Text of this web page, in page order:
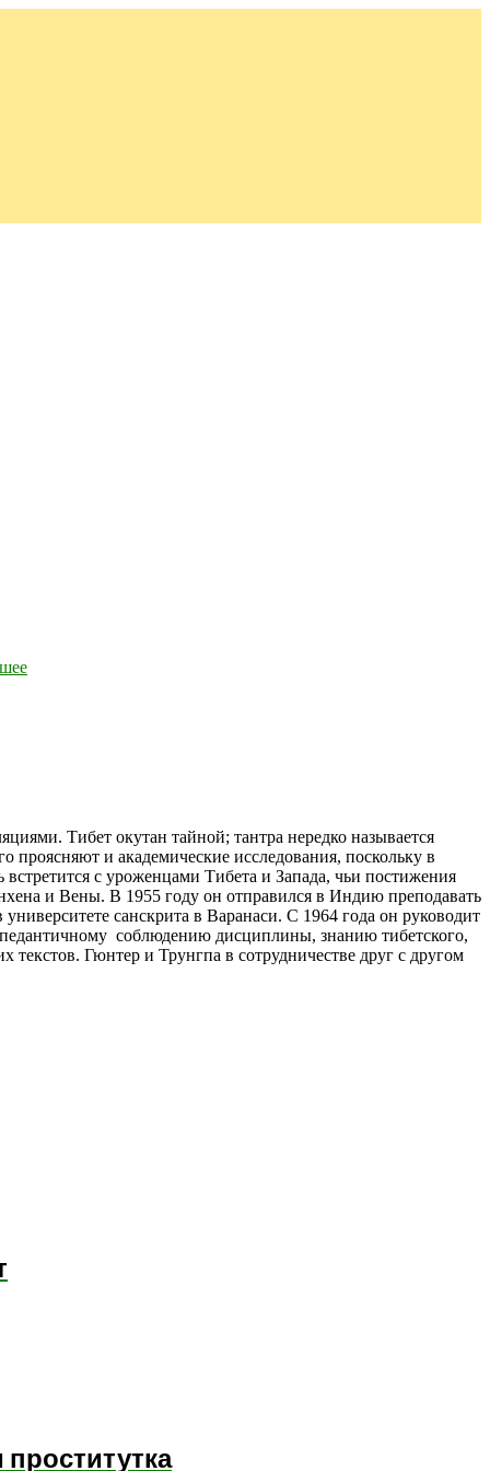
Тибет окутан тайной; тантра нередко называется
проясняют и академические исследования, поскольку в
с уроженцами Тибета и Запада, чьи постижения
и Вены. В 1955 году он отправился в Индию преподавать
санскрита в Варанаси. С 1964 года он руководит
педантичному соблюдению дисциплины, знанию тибетского,
текстов. Гюнтер и Трунгпа в сотрудничестве друг с другом